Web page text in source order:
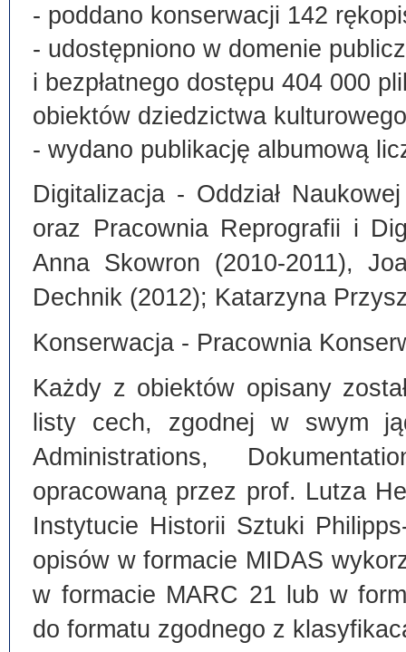
- poddano konserwacji 142
- udostępniono w domenie
i bezpłatnego dostępu 404 000
obiektów dziedzictwa kulturowego
- wydano publikację albumową
Digitalizacja - Oddział
oraz Pracownia Reprografii i
Anna Skowron (2010-2011),
Dechnik (2012); Katarzyna
Konserwacja - Pracownia
Każdy z obiektów opisany
listy cech, zgodnej w swym
Administrations,
opracowaną przez prof. Lutza
Instytucie Historii Sztuki
opisów w formacie MIDAS
w formacie MARC 21 lub w
do formatu zgodnego z